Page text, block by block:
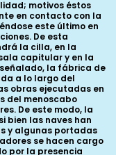
motivos éstos
en contacto con la
este último en
De esta
la cilla, en la
capitular y en la
la fábrica de
a lo largo del
obras ejecutadas en
del menoscabo
De este modo, la
bien las naves han
y algunas portadas
se hacen cargo
por la presencia